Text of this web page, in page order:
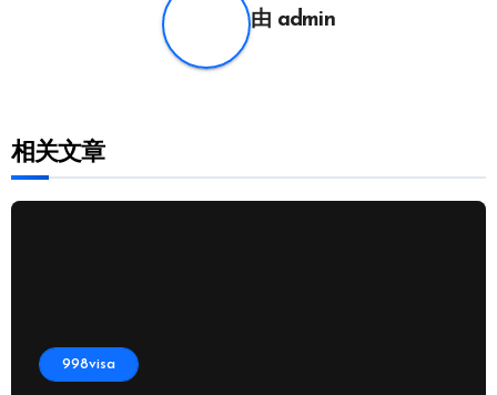
由 admin
相关文章
998visa